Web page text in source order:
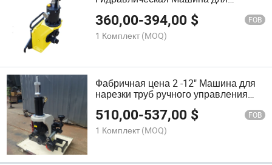
Резьбонарезной Машиной
360,00-394,00 $ FOB
1 Комплект (MOQ)
Фабричная цена 2 -12" Машина для
нарезки труб ручного управления
510,00-537,00 $ FOB
1 Комплект (MOQ)